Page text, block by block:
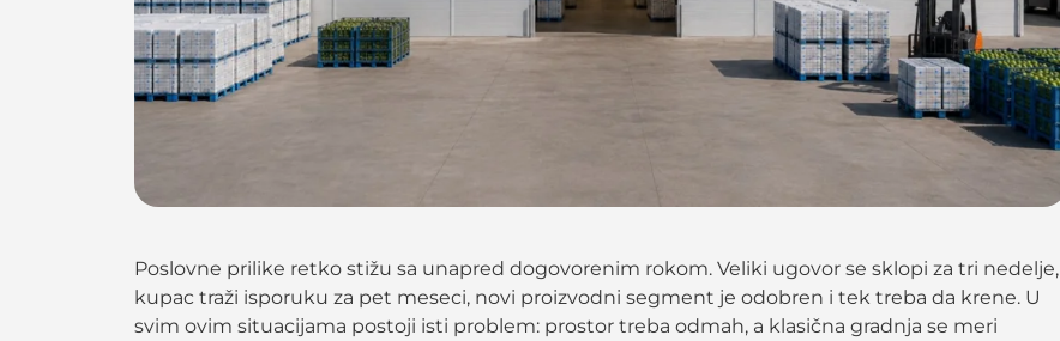
Poslovne prilike retko stižu sa unapred dogovorenim rokom. Veliki ugovor se sklopi za tri nedelje,
kupac traži isporuku za pet meseci, novi proizvodni segment je odobren i tek treba da krene. U
svim ovim situacijama postoji isti problem: prostor treba odmah, a klasična gradnja se meri